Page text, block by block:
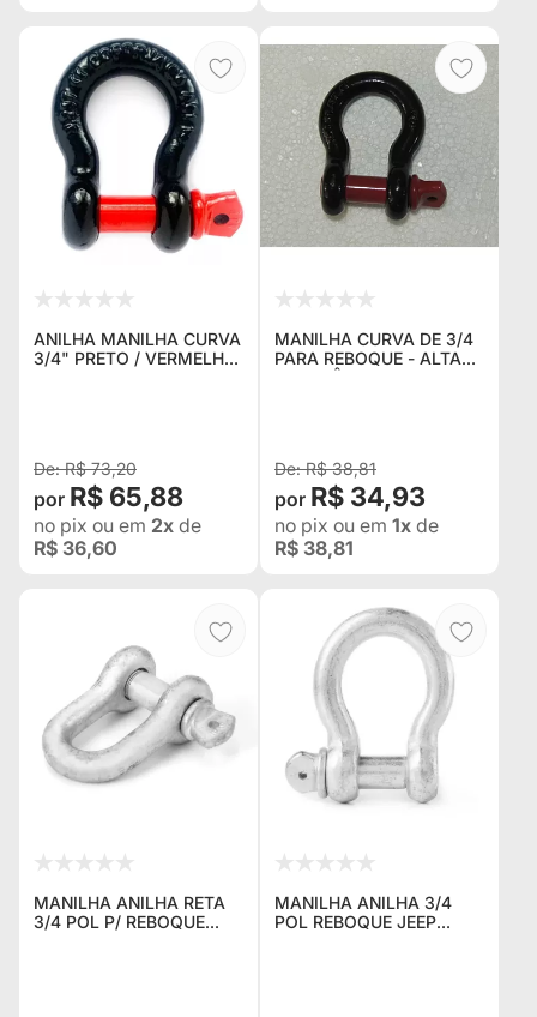
ANILHA MANILHA CURVA
3/4" PRETO / VERMELHO
R$ 73,20
R$ 65,88
no pix ou em 2x de
R$ 36,60
MANILHA CURVA DE 3/4
PARA REBOQUE - ALTA
RESISTÊNCIA - PRETA E
R$ 38,81
R$ 34,93
no pix ou em 1x de
R$ 38,81
MANILHA ANILHA RETA
3/4 POL P/ REBOQUE
MANILHA ANILHA 3/4
POL REBOQUE JEEP